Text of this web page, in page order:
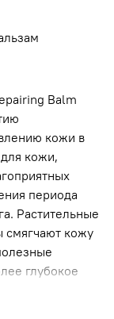
Balm
кожи в
кожи,
периода
Растительные
смягчают кожу
глубокое
и